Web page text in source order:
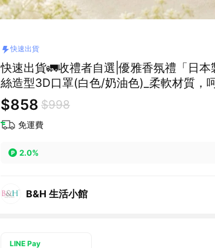
快速出貨
快速出貨🚛收禮者自選|優雅香氛禮「日
絲造型3D口罩(白色/奶油色)_柔軟材質，
香/亞麻麝香/麝香櫻花)3種木質調任選【
$858 $998
免運費
2.0%
B&H 生活小館
LINE Pay